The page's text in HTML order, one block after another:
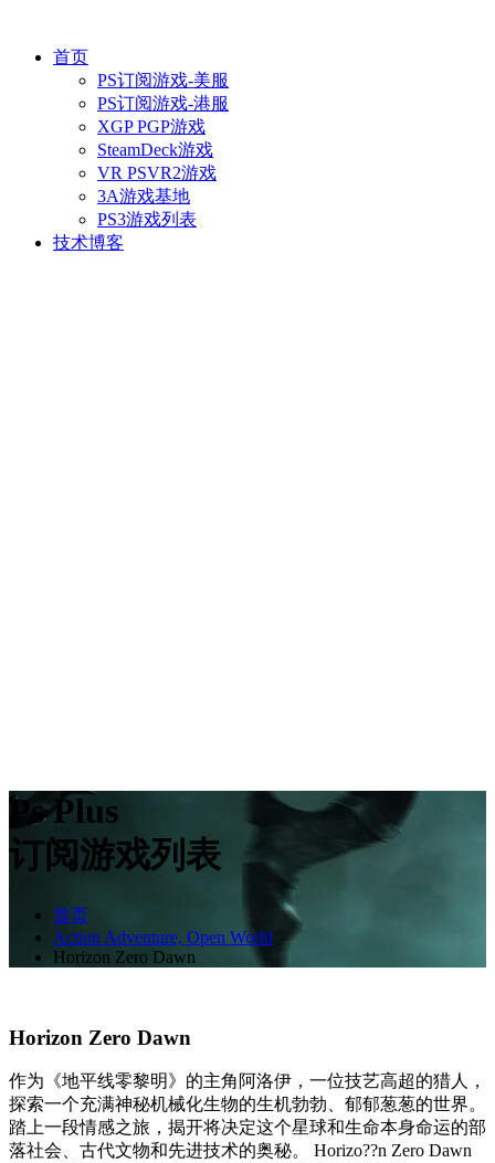
首页
PS订阅游戏-美服
PS订阅游戏-港服
XGP PGP游戏
SteamDeck游戏
VR PSVR2游戏
3A游戏基地
PS3游戏列表
技术博客
Ps Plus
订阅游戏列表
首页
Action Adventure, Open World
Horizon Zero Dawn
Horizon Zero Dawn
作为《地平线零黎明》的主角阿洛伊，一位技艺高超的猎人，
探索一个充满神秘机械化生物的生机勃勃、郁郁葱葱的世界。
踏上一段情感之旅，揭开将决定这个星球和生命本身命运的部
落社会、古代文物和先进技术的奥秘。 Horizo??n Zero Dawn